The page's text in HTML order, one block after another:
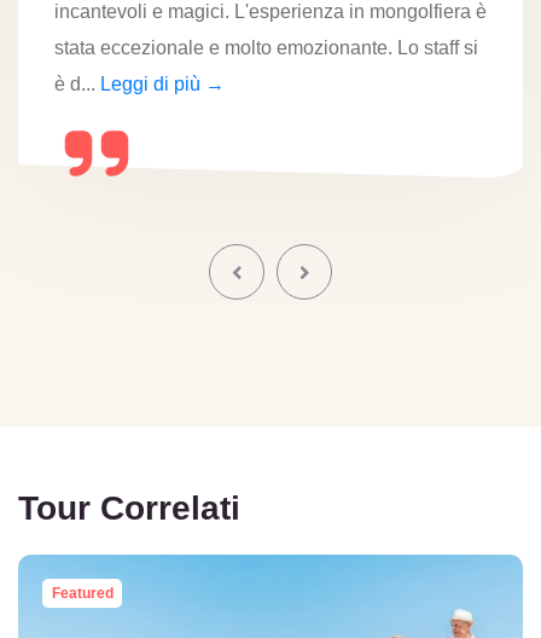
incantevoli e magici. L'esperienza in mongolfiera è
stata eccezionale e molto emozionante. Lo staff si
è d... Leggi di più →
Tour Correlati
Featured